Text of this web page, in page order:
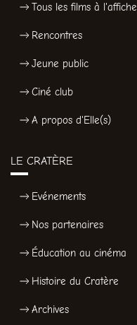
Tous les films à l'affiche
Rencontres
Jeune public
Ciné club
A propos d'Elle(s)
LE CRATÈRE
Evénements
Nos partenaires
Éducation au cinéma
Histoire du Cratère
Archives